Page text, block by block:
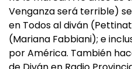
Venganza será terrible)
en Todos al diván
(Mariana Fabbiani); e
por América. También